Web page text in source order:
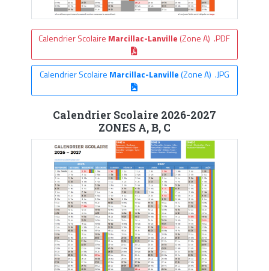
Calendrier Scolaire Marcillac-Lanville (Zone A) .PDF
Calendrier Scolaire Marcillac-Lanville(Zone A) .JPG
Calendrier Scolaire 2026-2027
ZONES A, B, C